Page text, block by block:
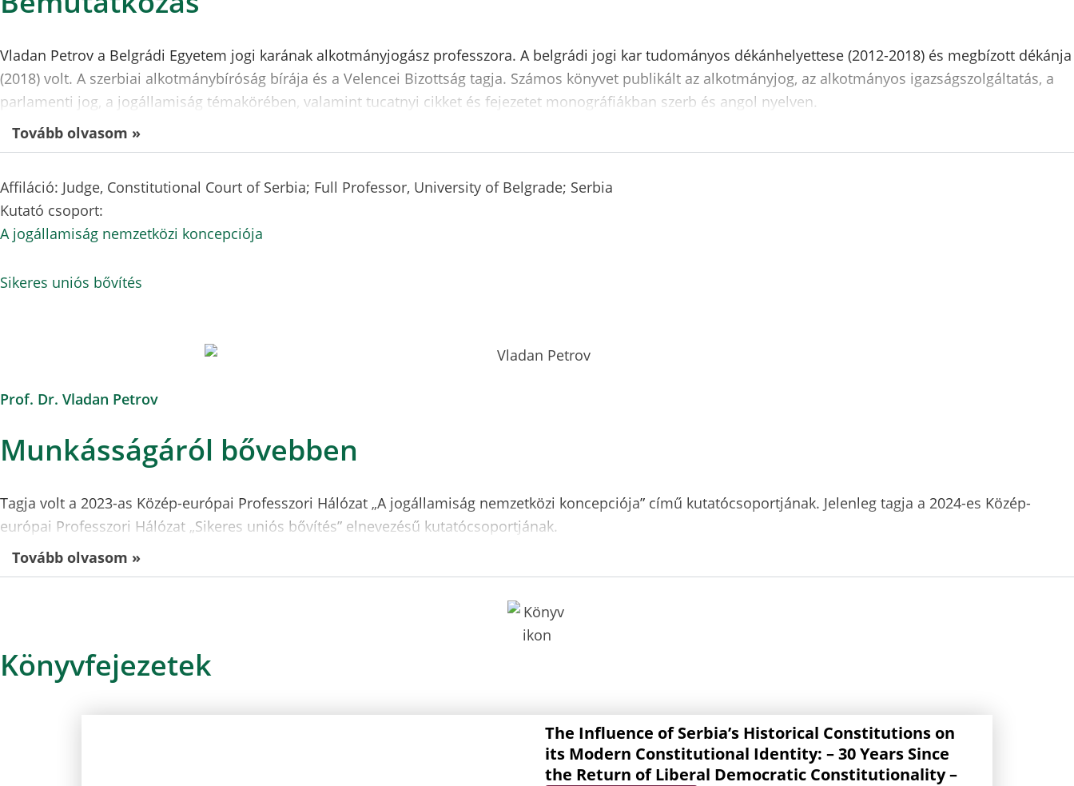
Vladan Petrov a Belgrádi Egyetem jogi karának alkotmányjogász professzora. A belgrádi jogi kar tudományos dékánhelyettese (2012-2018) és megbízott dékánja
(2018) volt. A szerbiai alkotmánybíróság bírája és a Velencei Bizottság tagja. Számos könyvet publikált az alkotmányjog, az alkotmányos igazságszolgáltatás, a
parlamenti jog, a jogállamiság témakörében, valamint tucatnyi cikket és fejezetet monográfiákban szerb és angol nyelven.
Tovább olvasom »
Affiláció: Judge, Constitutional Court of Serbia; Full Professor, University of Belgrade; Serbia
Kutató csoport:
A jogállamiság nemzetközi koncepciója
Sikeres uniós bővítés
Prof. Dr. Vladan Petrov
Munkásságáról bővebben
Tagja volt a 2023-as Közép-európai Professzori Hálózat „A jogállamiság nemzetközi koncepciója” című kutatócsoportjának. Jelenleg tagja a 2024-es Közép-
európai Professzori Hálózat „Sikeres uniós bővítés” elnevezésű kutatócsoportjának.
Tovább olvasom »
Könyvfejezetek
The Influence of Serbia’s Historical Constitutions on
its Modern Constitutional Identity: – 30 Years Since
the Return of Liberal Democratic Constitutionality –